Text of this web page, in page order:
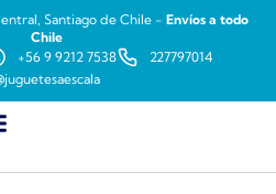
Santiago de Chile - Envíos a todo
Chile
+56 9 9212 7538
227797014